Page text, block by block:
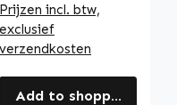
Prijzen incl. btw,
exclusief
verzendkosten
Add to shopping cart